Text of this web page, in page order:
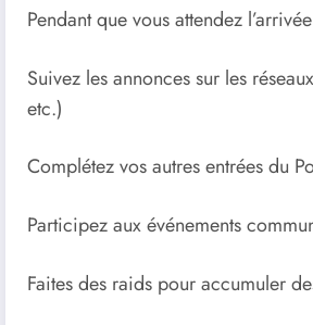
Pendant que vous attendez
Suivez les annonces sur les
etc.)
Complétez vos autres entrées du
Participez aux événements
Faites des raids pour accumuler